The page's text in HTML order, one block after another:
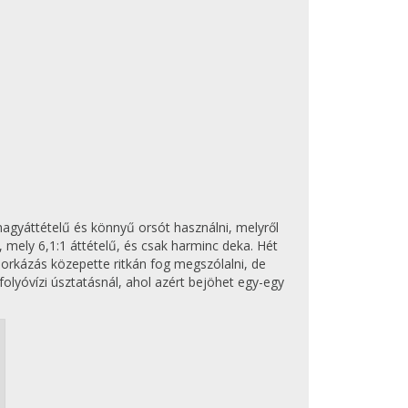
és könnyű orsót használni, melyről
6,1:1 áttételű, és csak harminc deka. Hét
közepette ritkán fog megszólalni, de
úsztatásnál, ahol azért bejöhet egy-egy